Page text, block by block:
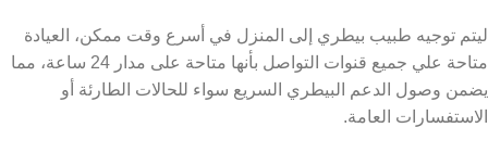
ليتم توجيه طبيب بيطري إلى المنزل في أسرع وقت ممكن، العيادة
متاحة علي جميع قنوات التواصل بأنها متاحة على مدار 24 ساعة، مما
يضمن وصول الدعم البيطري السريع سواء للحالات الطارئة أو
الاستفسارات العامة.